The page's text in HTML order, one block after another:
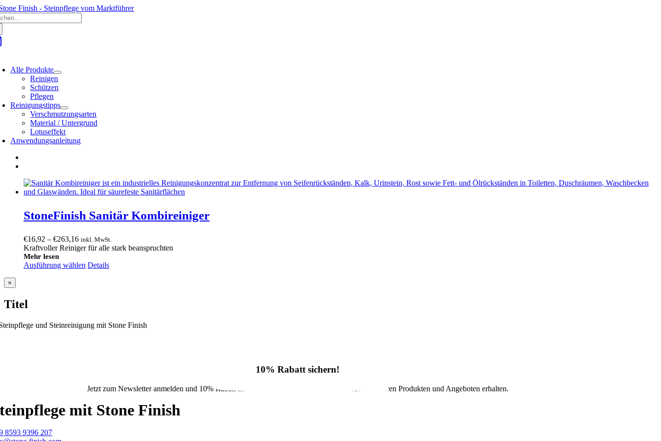
Zum
Inhalt
springen
Alle Produkte
Reinigen
Schützen
Pflegen
Reinigungstipps
Verschmutzungsarten
Material / Untergrund
Lotuseffekt
Anwendungsanleitung
StoneFinish Sanitär Kombireiniger
€16,92 – €263,16Preisspanne:
€16,92
€263,16
inkl. MwSt.
Kraftvoller Reiniger für alle stark beanspruchten
Mehr lesen
Ausführung wählen Details
Close
product
view
×
Titel
10% Rabatt sichern!
Jetzt zum Newsletter anmelden und 10% Rabatt im Onlineshop sowie regelmäßige Infos zu unseren Produkten und Angeboten erhalten.
mit Stone Finish
8593 9396 207